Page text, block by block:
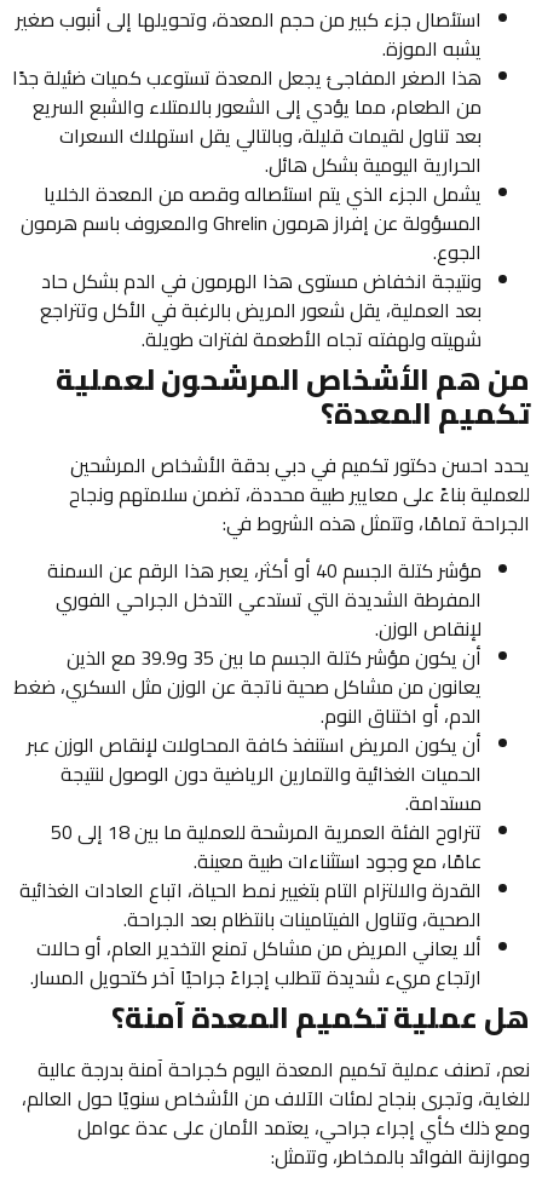
استئصال جزء كبير من حجم المعدة، وتحويلها إلى أنبوب صغير
يشبه الموزة.
هذا الصغر المفاجئ يجعل المعدة تستوعب كميات ضئيلة جدًا
من الطعام، مما يؤدي إلى الشعور بالامتلاء والشبع السريع
بعد تناول لقيمات قليلة، وبالتالي يقل استهلاك السعرات
الحرارية اليومية بشكل هائل.
يشمل الجزء الذي يتم استئصاله وقصه من المعدة الخلايا
المسؤولة عن إفراز هرمون Ghrelin والمعروف باسم هرمون
الجوع.
ونتيجة انخفاض مستوى هذا الهرمون في الدم بشكل حاد
بعد العملية، يقل شعور المريض بالرغبة في الأكل وتتراجع
شهيته ولهفته تجاه الأطعمة لفترات طويلة.
من هم الأشخاص المرشحون لعملية
تكميم المعدة؟
يحدد احسن دكتور تكميم في دبي بدقة الأشخاص المرشحين
للعملية بناءً على معايير طبية محددة، تضمن سلامتهم ونجاح
الجراحة تمامًا، وتتمثل هذه الشروط في:
مؤشر كتلة الجسم 40 أو أكثر، يعبر هذا الرقم عن السمنة
المفرطة الشديدة التي تستدعي التدخل الجراحي الفوري
لإنقاص الوزن.
أن يكون مؤشر كتلة الجسم ما بين 35 و39.9 مع الذين
يعانون من مشاكل صحية ناتجة عن الوزن مثل السكري، ضغط
الدم، أو اختناق النوم.
أن يكون المريض استنفذ كافة المحاولات لإنقاص الوزن عبر
الحميات الغذائية والتمارين الرياضية دون الوصول لنتيجة
مستدامة.
تتراوح الفئة العمرية المرشحة للعملية ما بين 18 إلى 50
عامًا، مع وجود استثناءات طبية معينة.
القدرة والالتزام التام بتغيير نمط الحياة، اتباع العادات الغذائية
الصحية، وتناول الفيتامينات بانتظام بعد الجراحة.
ألا يعاني المريض من مشاكل تمنع التخدير العام، أو حالات
ارتجاع مريء شديدة تتطلب إجراءً جراحيًا آخر كتحويل المسار.
هل عملية تكميم المعدة آمنة؟
نعم، تصنف عملية تكميم المعدة اليوم كجراحة آمنة بدرجة عالية
للغاية، وتجرى بنجاح لمئات الآلاف من الأشخاص سنويًا حول العالم،
ومع ذلك كأي إجراء جراحي، يعتمد الأمان على عدة عوامل
وموازنة الفوائد بالمخاطر، وتتمثل: